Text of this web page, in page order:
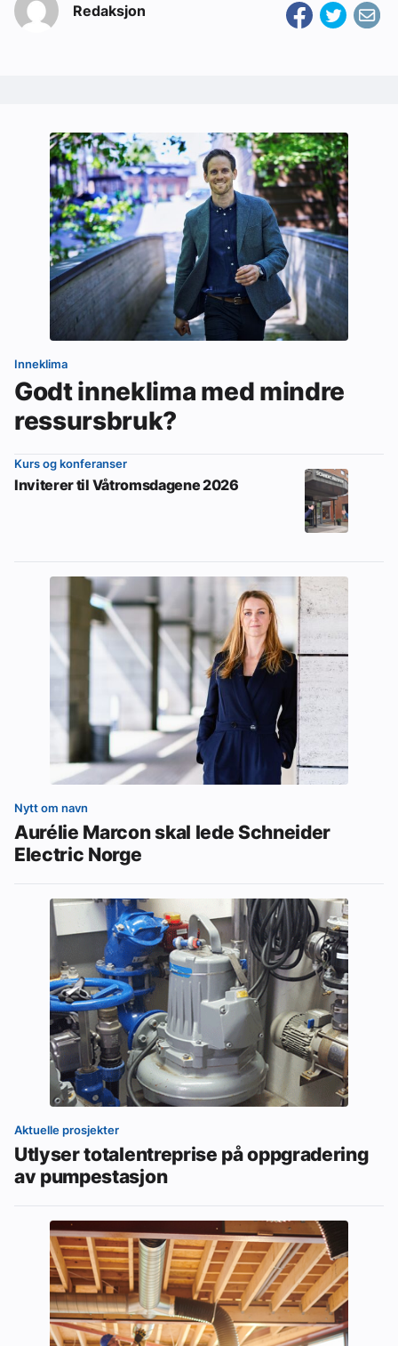
Redaksjon
Inneklima
Godt inneklima med mindre
ressursbruk?
Kurs og konferanser
Inviterer til Våtromsdagene 2026
Nytt om navn
Aurélie Marcon skal lede Schneider
Electric Norge
Aktuelle prosjekter
Utlyser totalentreprise på oppgradering
av pumpestasjon